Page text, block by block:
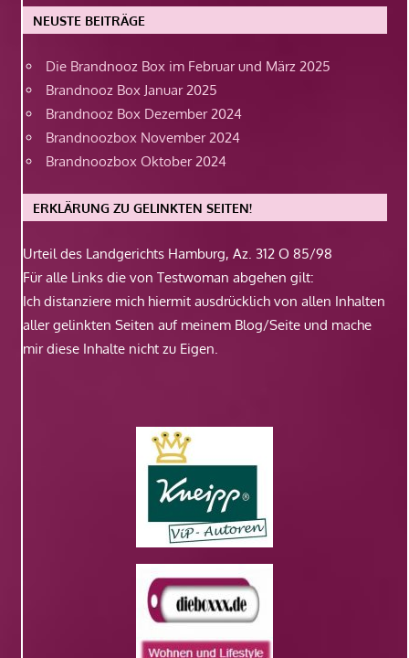
NEUSTE BEITRÄGE
Die Brandnooz Box im Februar und März 2025
Brandnooz Box Januar 2025
Brandnooz Box Dezember 2024
Brandnoozbox November 2024
Brandnoozbox Oktober 2024
ERKLÄRUNG ZU GELINKTEN SEITEN!
Urteil des Landgerichts Hamburg, Az. 312 O 85/98
Für alle Links die von Testwoman abgehen gilt:
Ich distanziere mich hiermit ausdrücklich von allen Inhalten
aller gelinkten Seiten auf meinem Blog/Seite und mache
mir diese Inhalte nicht zu Eigen.